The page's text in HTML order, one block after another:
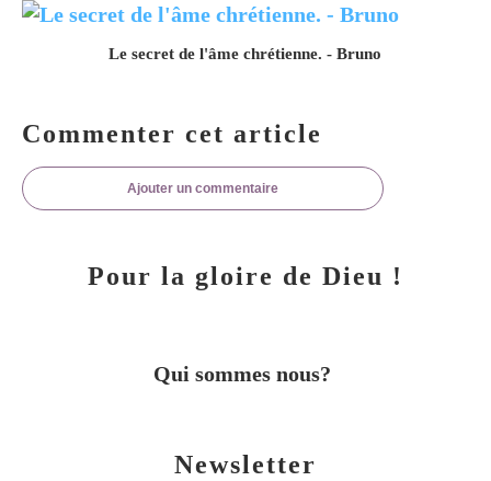
Le secret de l'âme chrétienne. - Bruno
Commenter cet article
Ajouter un commentaire
Newsletter
Pour la gloire de Dieu !
Qui sommes nous?